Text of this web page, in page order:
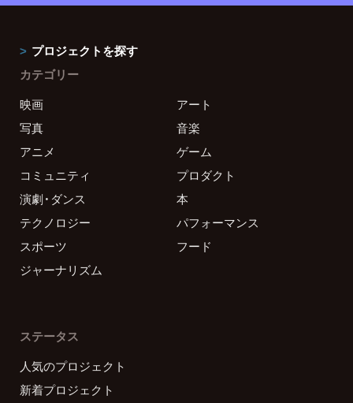
プロジェクトを探す
カテゴリー
映画
アート
写真
音楽
アニメ
ゲーム
コミュニティ
プロダクト
演劇・ダンス
本
テクノロジー
パフォーマンス
スポーツ
フード
ジャーナリズム
ステータス
人気のプロジェクト
新着プロジェクト